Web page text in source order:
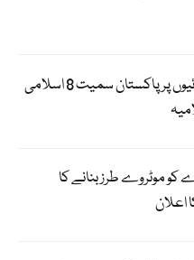
غزہ میں اسرائیلی کارروائیوں پر پاکستان سمیت 8 اسلامی
کو موٹروے طرز بنانے کا
اعلان